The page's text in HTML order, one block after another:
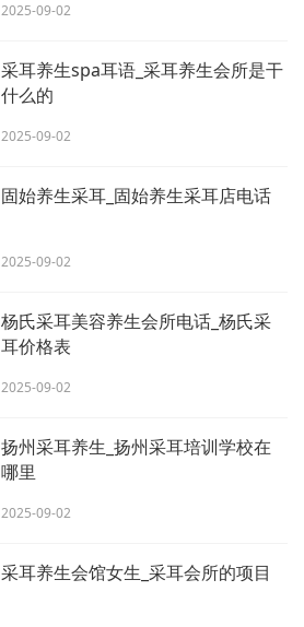
2025-09-02
采耳养生spa耳语_采耳养生会所是干
什么的
2025-09-02
固始养生采耳_固始养生采耳店电话
2025-09-02
杨氏采耳美容养生会所电话_杨氏采
耳价格表
2025-09-02
扬州采耳养生_扬州采耳培训学校在
哪里
2025-09-02
采耳养生会馆女生_采耳会所的项目